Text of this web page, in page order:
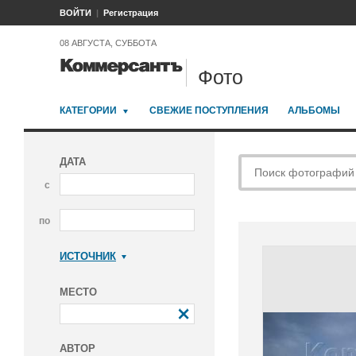
ВОЙТИ Регистрация
08 АВГУСТА, СУББОТА
Фото
КАТЕГОРИИ СВЕЖИЕ ПОСТУПЛЕНИЯ АЛЬБОМЫ
ДАТА
с
по
ИСТОЧНИК
МЕСТО
АВТОР